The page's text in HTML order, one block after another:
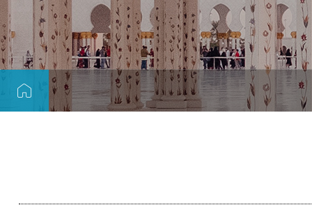
학과연혁
오시는 길